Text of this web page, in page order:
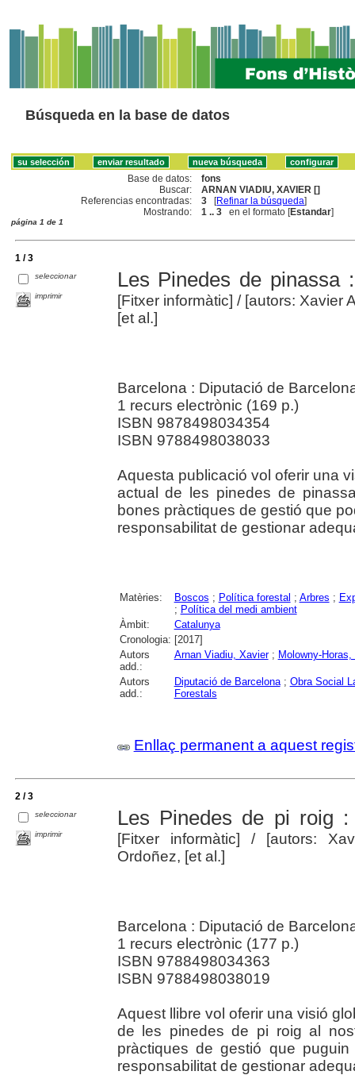
Búsqueda en la base de datos
Base de datos:
fons
Buscar:
ARNAN VIADIU, XAVIER []
Referencias encontradas:
3 [Refinar la búsqueda]
Mostrando:
1 .. 3 en el formato [Estandar]
página 1 de 1
1 / 3
seleccionar
imprimir
Les Pinedes de pinassa
[Fitxer informàtic] / [autors: Xavier
[et al.]
Barcelona : Diputació de
1 recurs electrònic (169 p.)
ISBN 9878498034354
ISBN 9788498038033
Aquesta publicació vol oferir una
actual de les pinedes de
bones pràctiques de gestió que
responsabilitat de gestionar
Matèries: Boscos ; Política forestal ; Arbres ;
; Política del medi ambient
Àmbit:
Catalunya
Cronologia: [2017]
Autors
add.:
Arnan Viadiu, Xavier; Molowny-Horas,
Autors
add.:
Diputació de Barcelona; Obra Social
Forestals
Enllaç permanent a aquest
2 / 3
seleccionar
imprimir
Les Pinedes de pi roig
[Fitxer informàtic] / [autors:
Ordoñez, [et al.]
Barcelona : Diputació de
1 recurs electrònic (177 p.)
ISBN 9788498034363
ISBN 9788498038019
Aquest llibre vol oferir una visió
de les pinedes de pi roig al
pràctiques de gestió que
responsabilitat de gestionar